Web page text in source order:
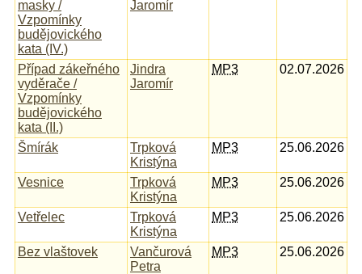
masky /
Vzpomínky
budějovického
kata (IV.)
Jaromír
Případ zákeřného
vyděrače /
Vzpomínky
budějovického
kata (II.)
Jindra
Jaromír
MP3 02.07.2026
Šmírák
Trpková
Kristýna
MP3 25.06.2026
Vesnice
Trpková
Kristýna
MP3 25.06.2026
Vetřelec
Trpková
Kristýna
MP3 25.06.2026
Bez vlaštovek
Vančurová
Petra
MP3 25.06.2026